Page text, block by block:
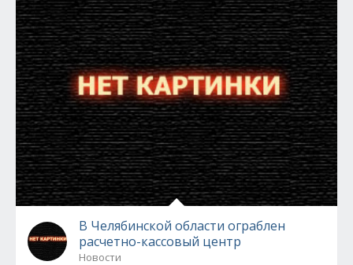
В Челябинской области ограблен
расчетно-кассовый центр
Новости